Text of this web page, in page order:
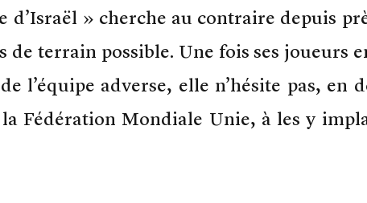
d’Israël » cherche au contraire depuis
de terrain possible. Une fois ses joueurs
l’équipe adverse, elle n’hésite pas, en
Fédération Mondiale Unie, à les y